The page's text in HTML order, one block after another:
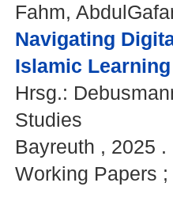
Fahm,
Navigating
Islamic
Hrsg.:
Studies
Bayreuth , 2025
Working Papers